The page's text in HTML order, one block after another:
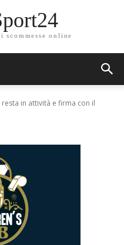
online
in attività e firma con il